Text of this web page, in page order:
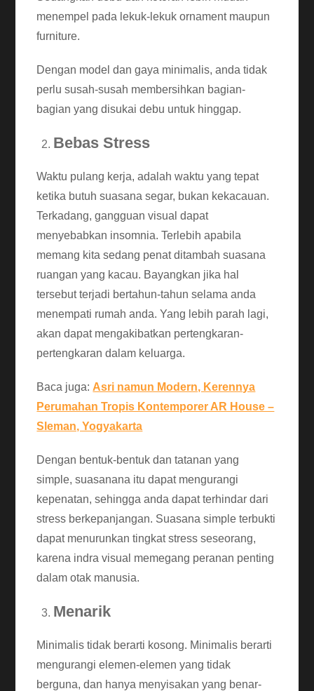
menempel pada lekuk-lekuk ornament maupun
furniture.
Dengan model dan gaya minimalis, anda tidak
perlu susah-susah membersihkan bagian-
bagian yang disukai debu untuk hinggap.
Bebas Stress
Waktu pulang kerja, adalah waktu yang tepat
ketika butuh suasana segar, bukan kekacauan.
Terkadang, gangguan visual dapat
menyebabkan insomnia. Terlebih apabila
memang kita sedang penat ditambah suasana
ruangan yang kacau. Bayangkan jika hal
tersebut terjadi bertahun-tahun selama anda
menempati rumah anda. Yang lebih parah lagi,
akan dapat mengakibatkan pertengkaran-
pertengkaran dalam keluarga.
Baca juga: Asri namun Modern, Kerennya
Perumahan Tropis Kontemporer AR House –
Sleman, Yogyakarta
Dengan bentuk-bentuk dan tatanan yang
simple, suasanana itu dapat mengurangi
kepenatan, sehingga anda dapat terhindar dari
stress berkepanjangan. Suasana simple terbukti
dapat menurunkan tingkat stress seseorang,
karena indra visual memegang peranan penting
dalam otak manusia.
Menarik
Minimalis tidak berarti kosong. Minimalis berarti
mengurangi elemen-elemen yang tidak
berguna, dan hanya menyisakan yang benar-